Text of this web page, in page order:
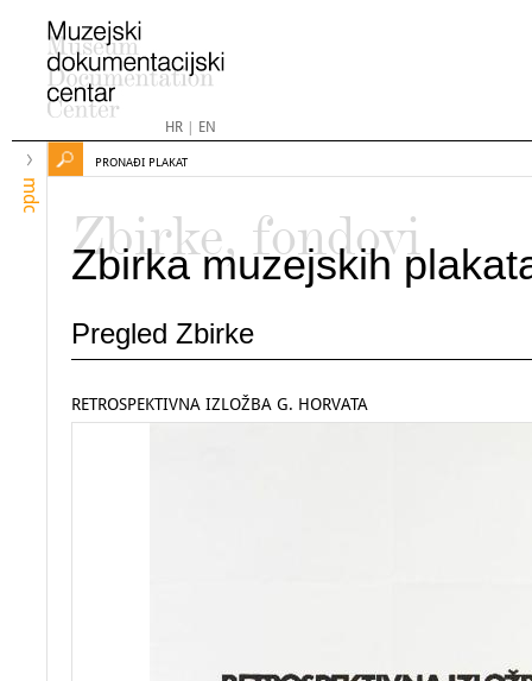
HR| EN
mdc
PRONAĐI PLAKAT
Zbirke, fondovi
Zbirka muzejskih
Pregled Zbirke
RETROSPEKTIVNA IZLOŽBA G. HORVATA